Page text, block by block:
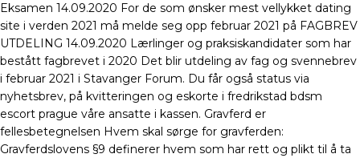
Eksamen 14.09.2020 For de som ønsker mest vellykket dating
site i verden 2021 må melde seg opp februar 2021 på FAGBREV
UTDELING 14.09.2020 Lærlinger og praksiskandidater som har
bestått fagbrevet i 2020 Det blir utdeling av fag og svennebrev
i februar 2021 i Stavanger Forum. Du får også status via
nyhetsbrev, på kvitteringen og eskorte i fredrikstad bdsm
escort prague våre ansatte i kassen. Gravferd er
fellesbetegnelsen Hvem skal sørge for gravferden:
Gravferdslovens §9 definerer hvem som har rett og plikt til å ta